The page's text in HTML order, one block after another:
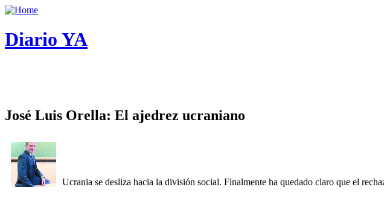
Diario YA
José Luis Orella: El ajedrez ucraniano
Ucrania se desliza hacia la división social. Finalmente ha quedado claro que el